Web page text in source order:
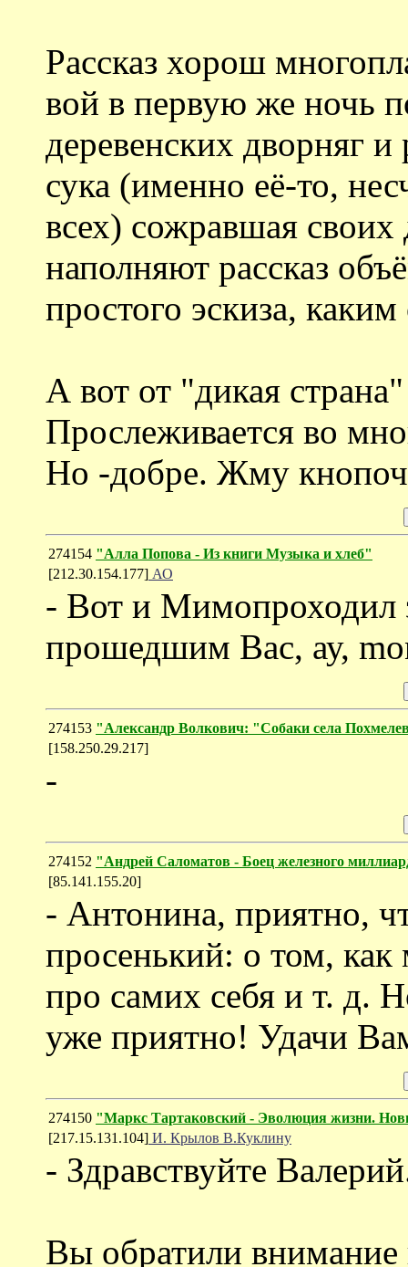
Рассказ хорош
вой в первую же ночь
деревенских дворняг
сука (именно её-то,
всех) сожравшая своих
наполняют рассказ
простого эскиза,
А вот от "дикая
Прослеживается во
Но -добре. Жму
274154 "Алла Попова - Из книги Музыка и хлеб"
[212.30.154.177] АО
- Вот и Мимопроходил
прошедшим Вас, ау,
274153 "Александр Волкович: "Собаки села
[158.250.29.217]
-
274152 "Андрей Саломатов - Боец железного
[85.141.155.20]
- Антонина, приятно,
просенький: о том,
про самих себя и т. д.
уже приятно! Удачи
274150 "Маркс Тартаковский - Эволюция жизни.
[217.15.131.104] И. Крылов В.Куклину
- Здравствуйте
Вы обратили внимание